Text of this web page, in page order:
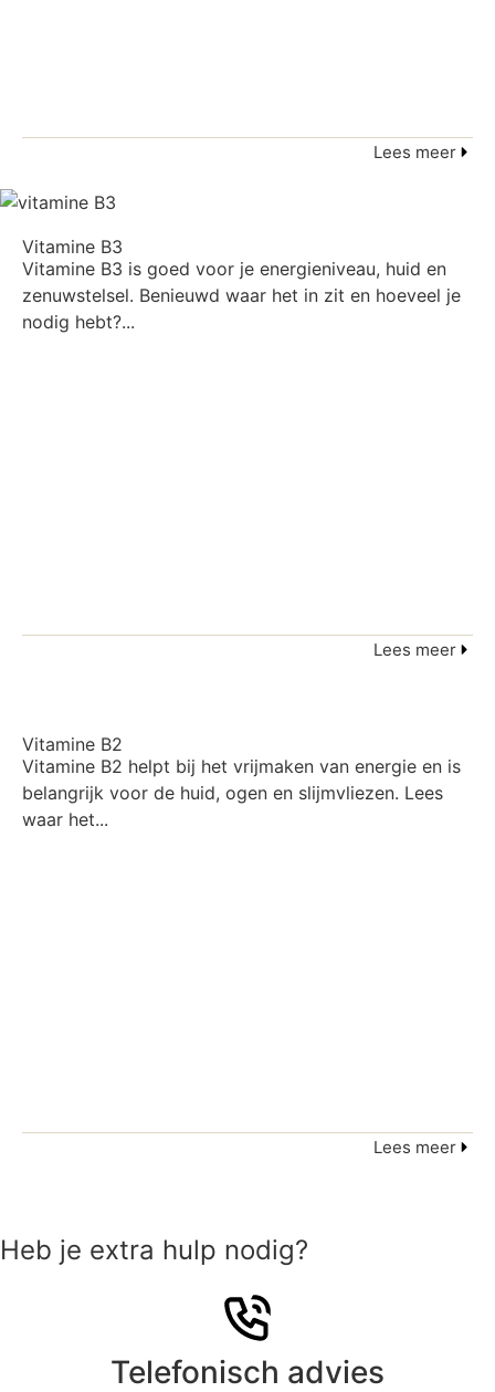
Lees meer
Vitamine B3
Vitamine B3 is goed voor je energieniveau, huid en
zenuwstelsel. Benieuwd waar het in zit en hoeveel je
nodig hebt?...
Lees meer
Vitamine B2
Vitamine B2 helpt bij het vrijmaken van energie en is
belangrijk voor de huid, ogen en slijmvliezen. Lees
waar het...
Lees meer
Heb je extra hulp nodig?
Telefonisch advies